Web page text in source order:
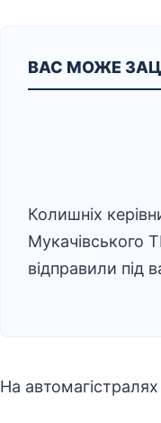
ВАС МОЖЕ
Колишніх
Мукачівського
відправили під
На